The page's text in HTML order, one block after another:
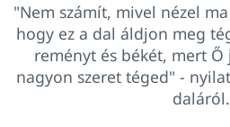
"Nem számít, mivel nézel
hogy ez a dal áldjon meg
reményt és békét, mert
nagyon szeret téged" -
daláról.